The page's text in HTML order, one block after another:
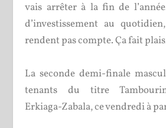
vais arrêter à la fin de
d’investissement au
rendent pas compte. Ça fait
La seconde demi-finale
tenants du titre
Erkiaga-Zabala, ce vendredi à